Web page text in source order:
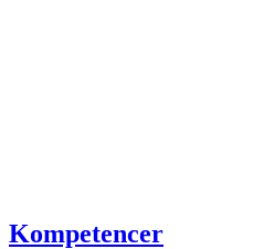
Kompetencer